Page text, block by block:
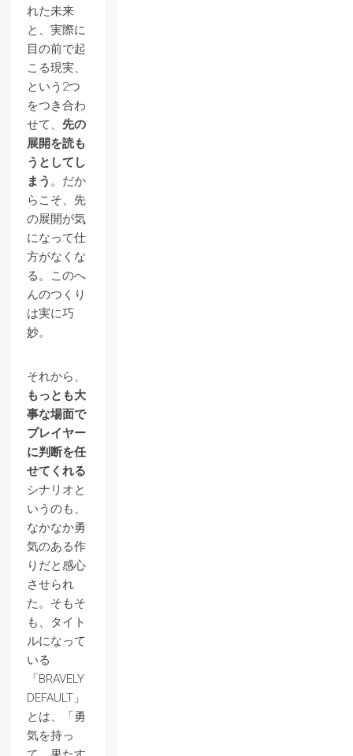
れた未来
と、実際に
目の前で起
こる現実、
という2つ
をつき合わ
せて、 先の
展開を読も
うとしてし
まう 。だか
らこそ、先
の展開が気
になって仕
方がなくな
る。このへ
んのつくり
は実に巧
妙。
それから、
もっとも大
事な場面で
プレイヤー
に判断を任
せてくれる
シナリオと
いうのも、
なかなか勇
気のある作
りだと感心
させられ
た。そもそ
も、タイト
ルになって
いる
「BRAVELY
DEFAULT」
とは、「勇
気を持っ